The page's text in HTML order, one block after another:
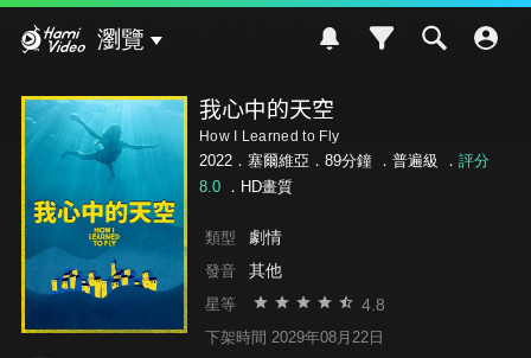
瀏覽
我心中的天空
How I Learned to Fly
2022．塞爾維亞．89分鐘 ． 普遍級 ． 評分
8.0．HD畫質
類型 劇情
發音 其他
星等 4.8
下架時間 2029年08月22日